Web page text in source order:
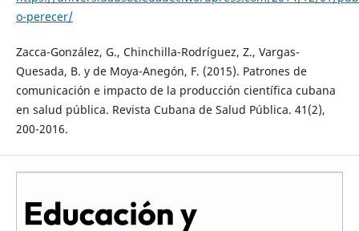
o-perecer/
Zacca-González, G., Chinchilla-Rodríguez, Z., Vargas-
Quesada, B. y de Moya-Anegón, F. (2015). Patrones de
comunicación e impacto de la producción científica cubana
en salud pública. Revista Cubana de Salud Pública. 41(2),
200-2016.